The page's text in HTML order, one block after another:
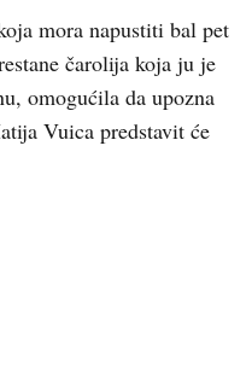
mora napustiti bal pet
čarolija koja ju je
omogućila da upozna
Vuica predstavit će